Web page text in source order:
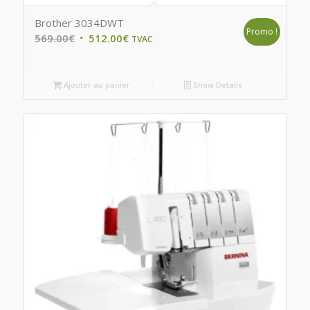
Brother 3034DWT
569.00€ Original
569.00€.
512.00€Current
512.00€.
TVAC
Promo !
Ajouter au panier Show Details